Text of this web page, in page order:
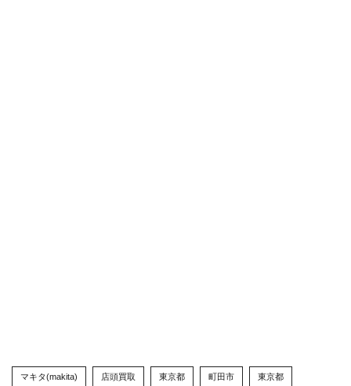
マキタ(makita) 店頭買取 東京都 町田市 東京都